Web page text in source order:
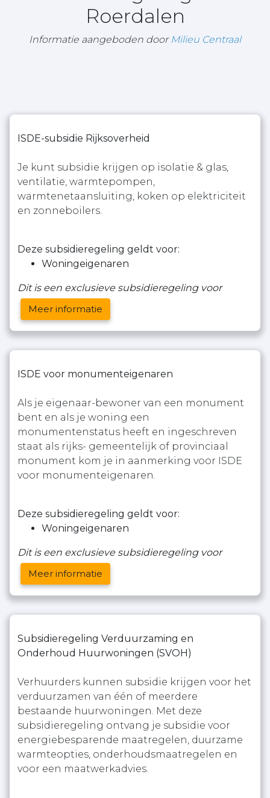
Roerdalen
Informatie aangeboden door Milieu Centraal
ISDE-subsidie Rijksoverheid
Je kunt subsidie krijgen op isolatie & glas,
ventilatie, warmtepompen,
warmtenetaansluiting, koken op elektriciteit
en zonneboilers.
Deze subsidieregeling geldt voor:
Woningeigenaren
Dit is een exclusieve subsidieregeling voor
Meer informatie
ISDE voor monumenteigenaren
Als je eigenaar-bewoner van een monument
bent en als je woning een
monumentenstatus heeft en ingeschreven
staat als rijks- gemeentelijk of provinciaal
monument kom je in aanmerking voor ISDE
voor monumenteigenaren.
Deze subsidieregeling geldt voor:
Woningeigenaren
Dit is een exclusieve subsidieregeling voor
Meer informatie
Subsidieregeling Verduurzaming en
Onderhoud Huurwoningen (SVOH)
Verhuurders kunnen subsidie krijgen voor het
verduurzamen van één of meerdere
bestaande huurwoningen. Met deze
subsidieregeling ontvang je subsidie voor
energiebesparende maatregelen, duurzame
warmteopties, onderhoudsmaatregelen en
voor een maatwerkadvies.